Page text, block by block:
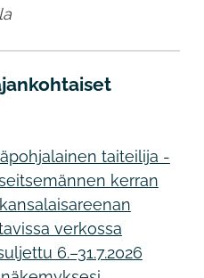
taiteilija -
kerran
verkossa
6.–31.7.2026